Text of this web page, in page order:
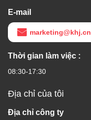
E-mail
marketing@khj.cn
Thời gian làm việc :
08:30-17:30
Địa chỉ của tôi
Địa chỉ công ty